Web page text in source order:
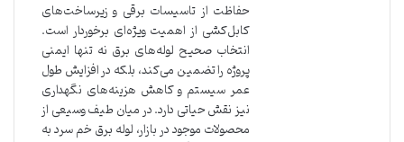
حفاظت از تاسیسات برقی و زیرساخت‌های
کابل‌کشی از اهمیت ویژه‌ای برخوردار است.
انتخاب صحیح لوله‌های برق نه تنها ایمنی
پروژه را تضمین می‌کند، بلکه در افزایش طول
عمر سیستم و کاهش هزینه‌های نگهداری
نیز نقش حیاتی دارد. در میان طیف وسیعی از
محصولات موجود در بازار، لوله برق خم سرد به